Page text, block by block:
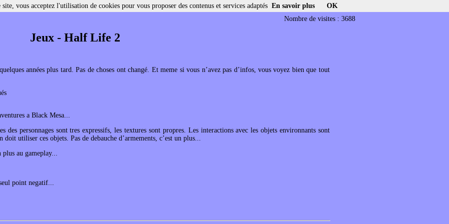
Nombre de visites : 3688
Jeux - Half Life 2
années plus tard. Pas de choses ont changé. Et meme si vous n’avez pas d’infos, vous voyez bien que tout
a Black Mesa...
des personnages sont tres expressifs, les textures sont propres. Les interactions avec les objets environnants sont
utiliser ces objets. Pas de debauche d’armements, c’est un plus...
au gameplay...
point negatif...
vous acceptez l'utilisation de cookies pour vous proposer des contenus et services adaptés En savoir plus OK